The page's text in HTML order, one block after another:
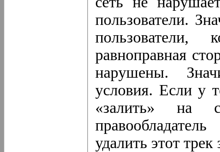
пользователи.
равноправная
нарушены.
условия. Если у
«залить» на
удалить этот